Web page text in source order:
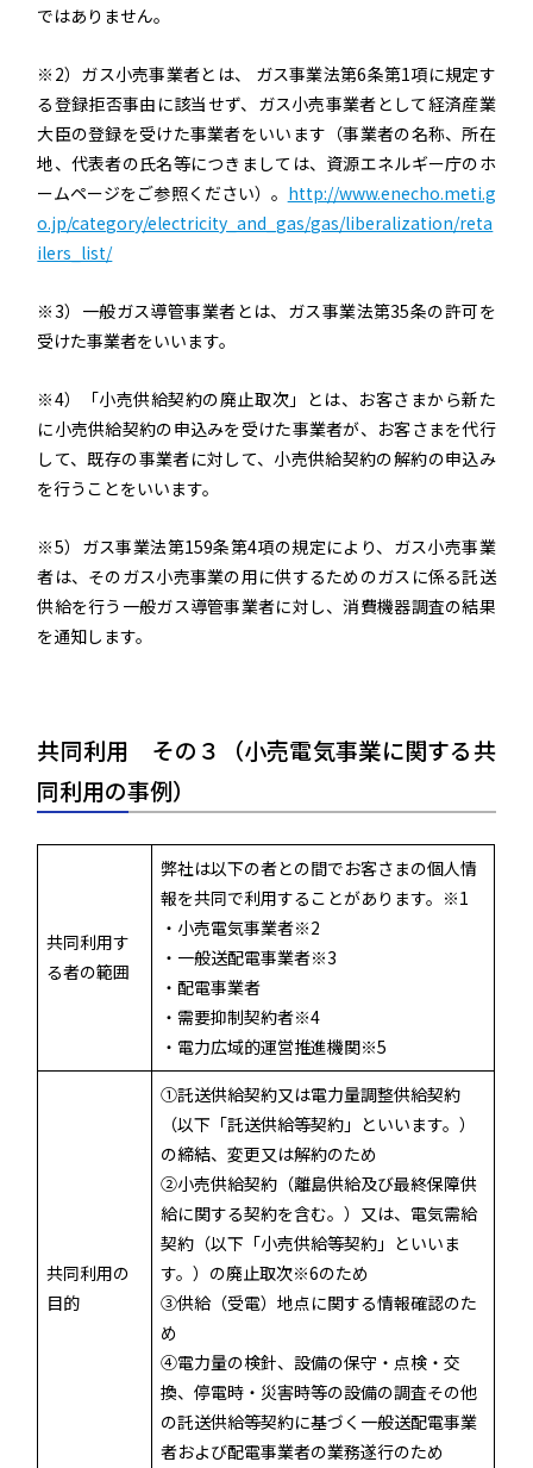
ではありません。
※2）ガス小売事業者とは、 ガス事業法第6条第1項に規定す
る登録拒否事由に該当せず、ガス小売事業者として経済産業
大臣の登録を受けた事業者をいいます（事業者の名称、所在
地、代表者の氏名等につきましては、資源エネルギー庁のホ
ームページをご参照ください）。 http://www.enecho.meti.g
o.jp/category/electricity_and_gas/gas/liberalization/reta
ilers_list/
※3）一般ガス導管事業者とは、ガス事業法第35条の許可を
受けた事業者をいいます。
※4）「小売供給契約の廃止取次」とは、お客さまから新た
に小売供給契約の申込みを受けた事業者が、お客さまを代行
して、既存の事業者に対して、小売供給契約の解約の申込み
を行うことをいいます。
※5）ガス事業法第159条第4項の規定により、ガス小売事業
者は、そのガス小売事業の用に供するためのガスに係る託送
供給を行う一般ガス導管事業者に対し、消費機器調査の結果
を通知します。
共同利用 その３（小売電気事業に関する共
同利用の事例）
共同利用す
る者の範囲
弊社は以下の者との間でお客さまの個人情
報を共同で利用することがあります。※1
・小売電気事業者※2
・一般送配電事業者※3
・配電事業者
・需要抑制契約者※4
・電力広域的運営推進機関※5
共同利用の
目的
①託送供給契約又は電力量調整供給契約
（以下「託送供給等契約」といいます。）
の締結、変更又は解約のため
②小売供給契約（離島供給及び最終保障供
給に関する契約を含む。）又は、電気需給
契約（以下「小売供給等契約」といいま
す。）の廃止取次※6のため
③供給（受電）地点に関する情報確認のた
め
④電力量の検針、設備の保守・点検・交
換、停電時・災害時等の設備の調査その他
の託送供給等契約に基づく一般送配電事業
者および配電事業者の業務遂行のため